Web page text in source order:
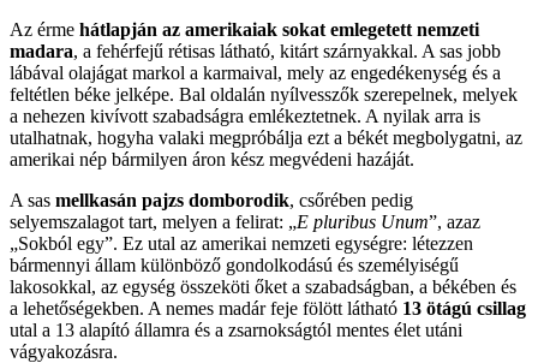
Az érme hátlapján az amerikaiak sokat emlegetett nemzeti
madara, a fehérfejű rétisas látható, kitárt szárnyakkal. A sas jobb
lábával olajágat markol a karmaival, mely az engedékenység és a
feltétlen béke jelképe. Bal oldalán nyílvesszők szerepelnek, melyek
a nehezen kivívott szabadságra emlékeztetnek. A nyilak arra is
utalhatnak, hogyha valaki megpróbálja ezt a békét megbolygatni, az
amerikai nép bármilyen áron kész megvédeni hazáját.
A sas mellkasán pajzs domborodik, csőrében pedig
selyemszalagot tart, melyen a felirat: „E pluribus Unum”, azaz
„Sokból egy”. Ez utal az amerikai nemzeti egységre: létezzen
bármennyi állam különböző gondolkodású és személyiségű
lakosokkal, az egység összeköti őket a szabadságban, a békében és
a lehetőségekben. A nemes madár feje fölött látható 13 ötágú csillag
utal a 13 alapító államra és a zsarnokságtól mentes élet utáni
vágyakozásra.